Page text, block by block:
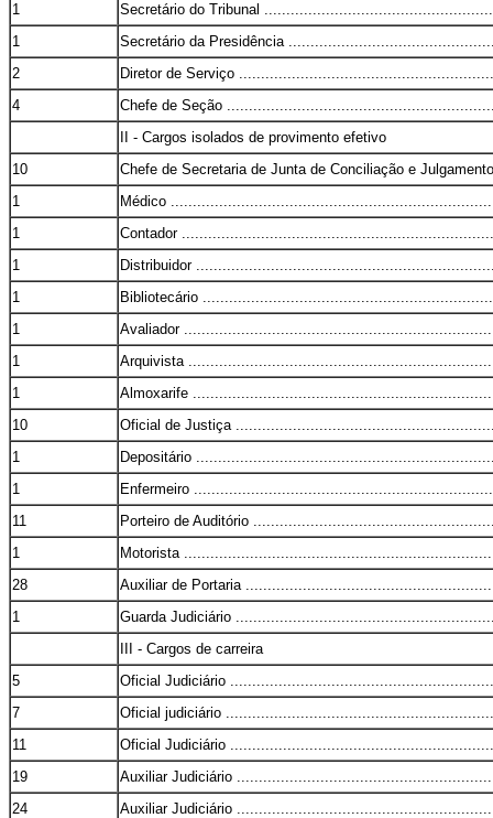
1
Secretário do Tribunal
1
Secretário da Presidência
2
Diretor de Serviço
4
Chefe de Seção
II - Cargos isolados de provimento efetivo
10
Chefe de Secretaria de Junta de Conciliação e
1
Médico
1
Contador
1
Distribuidor
1
Bibliotecário
1
Avaliador
1
Arquivista
1
Almoxarife
10
Oficial de Justiça
1
Depositário
1
Enfermeiro
11
Porteiro de Auditório
1
Motorista
28
Auxiliar de Portaria
1
Guarda Judiciário
III - Cargos de carreira
5
Oficial Judiciário
7
Oficial judiciário
11
Oficial Judiciário
19
Auxiliar Judiciário
24
Auxiliar Judiciário